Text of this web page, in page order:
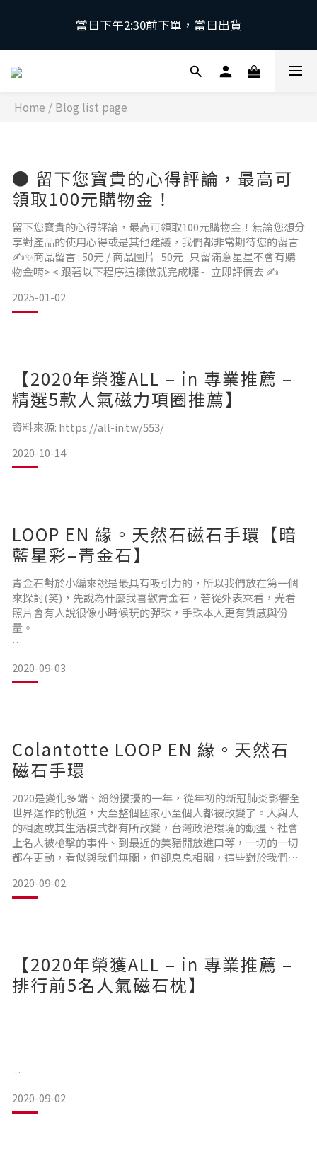
當日下午2:30前下單，當日出貨
當日下午2:30前下單，當日出貨
\ 日本第一磁石領導品牌 | 原裝進口 /
採用日本獨家專利技術，有效促進血液循環，舒緩緊
當日下午2:30前下單，當日出貨
Home / Blog list page
● 留下您寶貴的心得評論，最高可
領取100元購物金！
留下您寶貴的心得評論，最高可領取100元購物金！無論您想分
享對產品的使用心得或是其他建議，我們都非常期待您的留言
✍✨商品留言 : 50元 / 商品圖片 : 50元 只留滿意星星不會有購
物金唷> < 跟著以下程序這樣做就完成囉~ 立即評價去 ✍
2025-01-02
【2020年榮獲ALL – in 專業推薦 –
精選5款人氣磁力項圈推薦】
資料來源: https://all-in.tw/553/
2020-10-14
LOOP EN 緣。天然石磁石手環【暗
藍星彩–青金石】
青金石對於小編來說是最具有吸引力的，所以我們放在第一個
來探討(笑)，先說為什麼我喜歡青金石，若從外表來看，光看
照片會有人說很像小時候玩的彈珠，手珠本人更有質感與份
量。
中還參雜著金色碎屑，有的還有不規則帶狀白色線條，就像銀
河一般絢麗。
呢?
接著我們來看看青金石的作用和能帶給我們的影響吧。
青金石 (Lapi
2020-09-03
Colantotte LOOP EN 緣。天然石
磁石手環
2020是變化多端、紛紛擾擾的一年，從年初的新冠肺炎影響全
世界運作的軌道，大至整個國家小至個人都被改變了。人與人
的相處或其生活模式都有所改變，台灣政治環境的動盪、社會
上名人被槍擊的事件、到最近的美豬開放進口等，一切的一切
都在更動，看似與我們無關，但卻息息相關，這些對於我們來
充滿愛，才能因應這些未知。
2020-09-02
【2020年榮獲ALL – in 專業推薦 –
排行前5名人氣磁石枕】
2020-09-02